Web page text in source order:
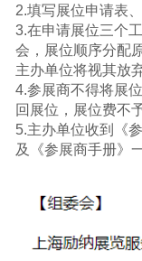
2.填写展位申请表
3.在申请展位三个
会，展位顺序分配
主办单位将视其放
4.参展商不得将展
回展位，展位费不
5.主办单位收到《
及《参展商手册》